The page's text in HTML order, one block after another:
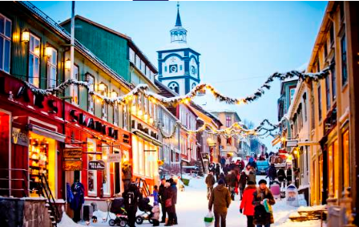
Europa África América
Asia
ALEMANIA
ESPAÑA
FRANCIA